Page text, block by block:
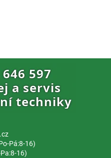
Pá:8-16)
16)